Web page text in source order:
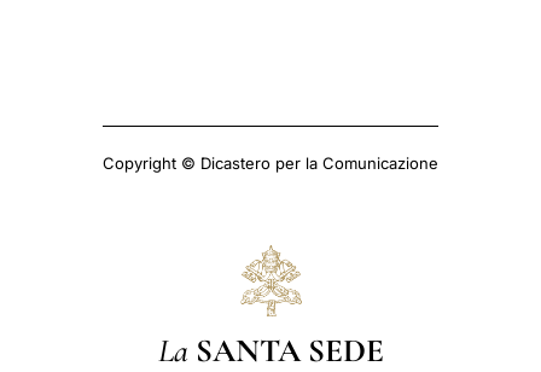
Copyright © Dicastero per la Comunicazione
La SANTA SEDE